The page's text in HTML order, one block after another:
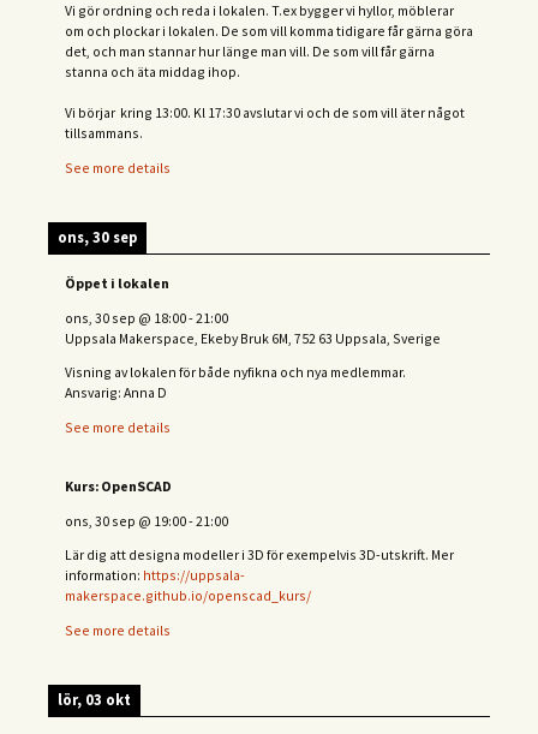
Vi gör ordning och reda i lokalen. T.ex bygger vi hyllor, möblerar
om och plockar i lokalen. De som vill komma tidigare får gärna göra
det, och man stannar hur länge man vill. De som vill får gärna
stanna och äta middag ihop.
Vi börjar kring 13:00. Kl 17:30 avslutar vi och de som vill äter något
tillsammans.
See more details
ons, 30 sep
Öppet i lokalen
ons, 30 sep @ 18:00-21:00
Uppsala Makerspace, Ekeby Bruk 6M, 752 63 Uppsala, Sverige
Visning av lokalen för både nyfikna och nya medlemmar.
Ansvarig: Anna D
See more details
Kurs: OpenSCAD
ons, 30 sep @ 19:00-21:00
Lär dig att designa modeller i 3D för exempelvis 3D-utskrift. Mer
information: https://uppsala-
makerspace.github.io/openscad_kurs/
See more details
lör, 03 okt